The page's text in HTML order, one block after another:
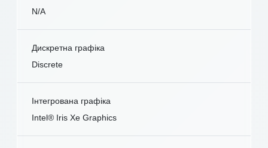
N/A
Дискретна графіка
Discrete
Інтегрована графіка
Intel® Iris Xe Graphics